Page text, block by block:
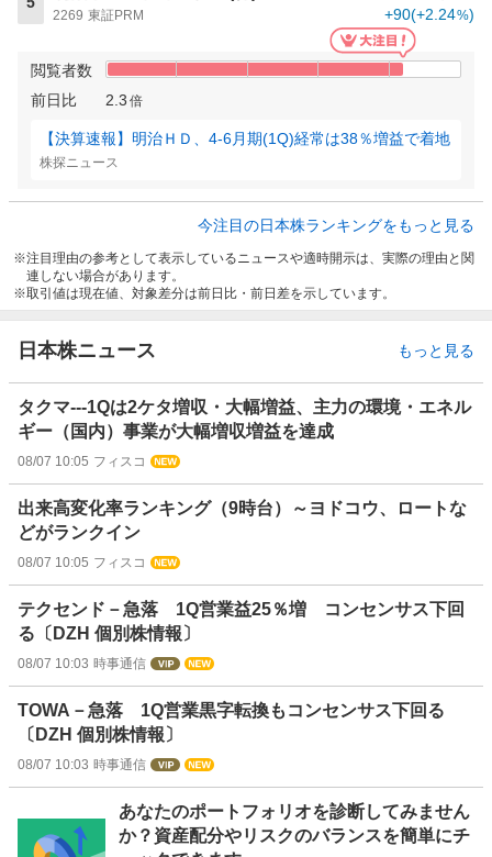
2269 東証PRM +90(+2.24%)
閲覧者数
前日比
2.3 倍
【決算速報】明治ＨＤ、4-6月期(1Q)経常は38％増益で着地
株探ニュース
今注目の日本株ランキングをもっと見る
注目理由の参考として表示しているニュースや適時開示は、実際の理由と関
連しない場合があります。
取引値は現在値、対象差分は前日比・前日差を示しています。
日本株ニュース もっと見る
タクマ---1Qは2ケタ増収・大幅増益、主力の環境・エネル
ギー（国内）事業が大幅増収増益を達成
08/07 10:05 フィスコ
出来高変化率ランキング（9時台）～ヨドコウ、ロートな
どがランクイン
08/07 10:05 フィスコ
テクセンド－急落 1Q営業益25％増 コンセンサス下回
る〔DZH 個別株情報〕
08/07 10:03 時事通信
TOWA－急落 1Q営業黒字転換もコンセンサス下回る
〔DZH 個別株情報〕
08/07 10:03 時事通信
あなたのポートフォリオを診断してみません
か？資産配分やリスクのバランスを簡単にチ